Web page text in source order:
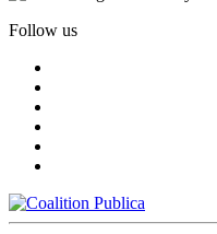
Follow us